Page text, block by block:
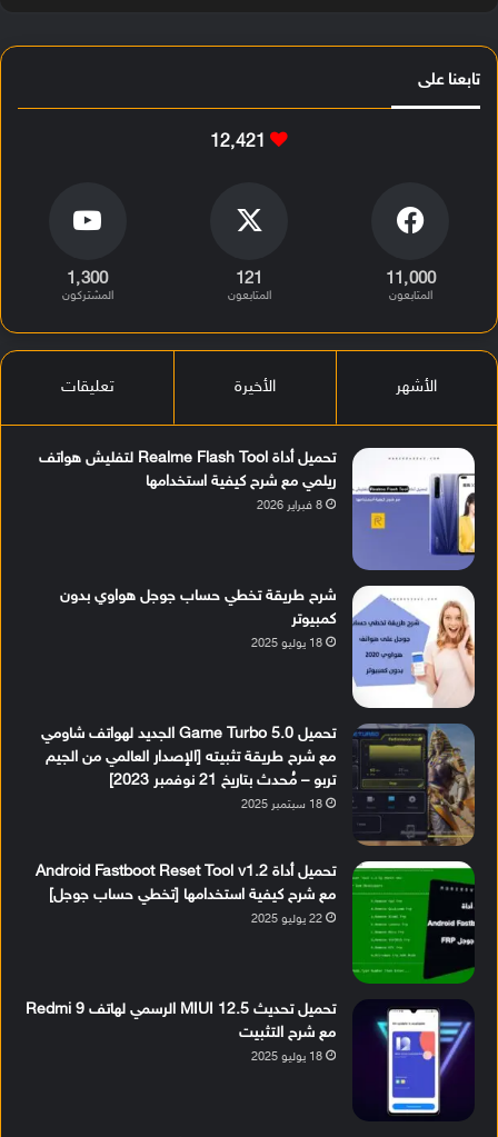
تابعنا على
12٬421
11٬000
المتابعون
121
المتابعون
1٬300
المشتركون
الأشهر الأخيرة تعليقات
تحميل أداة Realme Flash Tool لتفليش هواتف
ريلمي مع شرح كيفية استخدامها
8 فبراير 2026
شرح طريقة تخطي حساب جوجل هواوي بدون
كمبيوتر
18 يوليو 2025
تحميل Game Turbo 5.0 الجديد لهواتف شاومي
مع شرح طريقة تثبيته [الإصدار العالمي من الجيم
تربو – مُحدث بتاريخ 21 نوفمبر 2023]
18 سبتمبر 2025
تحميل أداة Android Fastboot Reset Tool v1.2
مع شرح كيفية استخدامها [تخطي حساب جوجل]
22 يوليو 2025
تحميل تحديث MIUI 12.5 الرسمي لهاتف Redmi 9
مع شرح التثبيت
18 يوليو 2025